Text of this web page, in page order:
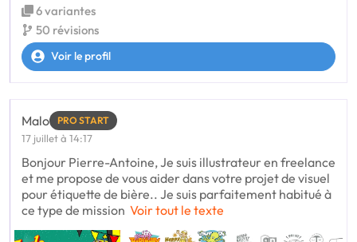
6 variantes
50 révisions
Voir le profil
Malo PRO START
17 juillet à 14:17
Bonjour Pierre-Antoine, Je suis illustrateur en freelance
et me propose de vous aider dans votre projet de visuel
pour étiquette de bière.. Je suis parfaitement habitué à
ce type de mission Voir tout le texte